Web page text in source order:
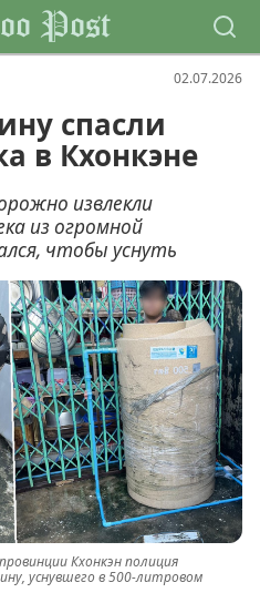
Post
02.07.2026
спасли
в Кхонкэне
извлекли
из огромной
чтобы уснуть
Кхонкэн полиция
уснувшего в 500-литровом